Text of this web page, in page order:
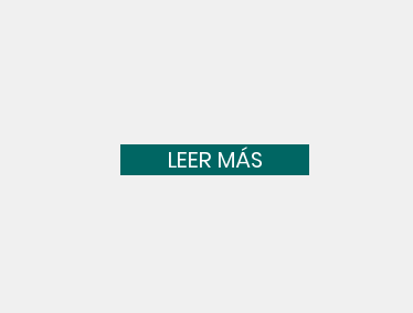
LEER MÁS